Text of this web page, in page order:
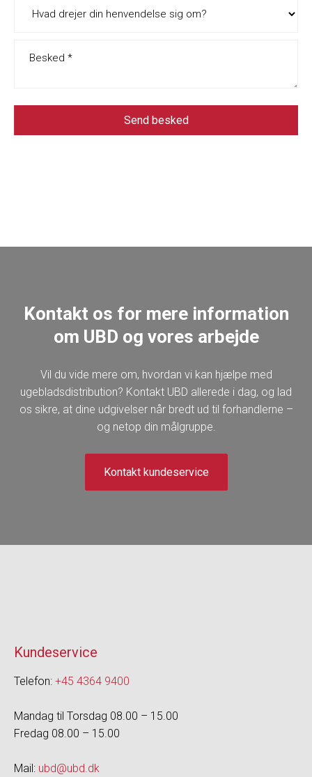
Kontakt os for mere information
om UBD og vores arbejde
Vil du vide mere om, hvordan vi kan hjælpe med
ugebladsdistribution? Kontakt UBD allerede i dag, og lad
os sikre, at dine udgivelser når bredt ud til forhandlerne –
og netop din målgruppe.
Kontakt kundeservice​
Kundeservice
Telefon: +45 4364 9400
Mandag til Torsdag 08.00 – 15.00
Fredag 08.00 – 15.00
Mail: ubd@ubd.dk